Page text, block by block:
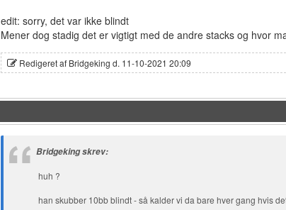
edit: sorry, det var ikke blindt
Mener dog stadig det er vigtigt med de andre stacks og hvor
Redigeret af Bridgeking d. 11-10-2021 20:09
Bridgeking skrev:
huh ?
han skubber 10bb blindt - så kalder vi da bare hver gang hvis